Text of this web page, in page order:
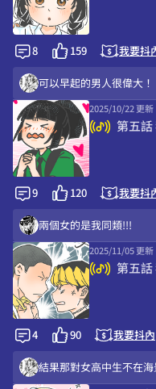
馬修!
玉米濃湯大法好 喜樂充滿
☺️☺️☺️
☺️
早餐店沒有玉米濃湯真的
8 159 我要抖
可以早起的男人很偉大！
老闆我要鮮蔬漢堡（任性
XDDD順仔崩潰
ww是ㄉ
龍哥真的好辛苦
可以早起的男人很偉大！
2025/10/22 更新
第五話
9 120 我要抖
兩個女的是我同類!!!
一瞬間把平頭看成菩薩
靠杯這個人超沒禮貌，他
最後的爸爸太偏見了
2025/11/05 更新
第五話
4 90 我要抖內
結果那對女高中生不在